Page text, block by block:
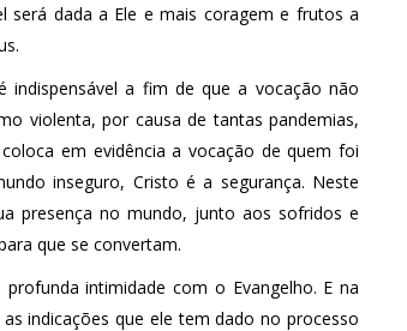
será dada a Ele e mais coragem e frutos a
a fim de que a vocação não
violenta, por causa de tantas pandemias,
em evidência a vocação de quem foi
inseguro, Cristo é a segurança. Neste
presença no mundo, junto aos sofridos e
que se convertam.
intimidade com o Evangelho. E na
indicações que ele tem dado no processo